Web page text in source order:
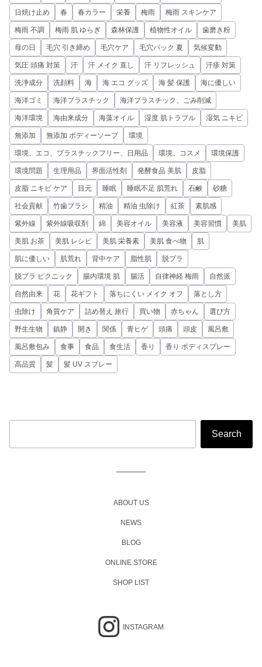
日焼け止め 春 春カラー 栄養 梅雨 梅雨 スキンケア
梅雨 不調 梅雨 肌 ゆらぎ 森林保護 植物性オイル 歯磨き粉
母の日 毛穴 引き締め 毛穴ケア 毛穴パック 夏 気候変動
気圧 頭痛 対策 汗 汗 メイク 直し 汗 リフレッシュ 汗疹 対策
洗浄成分 洗顔料 海 海 エコ グッズ 海 髪 保護 海に優しい
海洋ゴミ 海洋プラスチック 海洋プラスチック、ごみ削減
海洋環境 海由来成分 海藻オイル 湿度 肌トラブル 湿気 ニキビ
無添加 無添加 ボディーソープ 環境
環境、エコ、プラスチックフリー、日用品 環境、コスメ 環境保護
環境問題 生理用品 界面活性剤 発酵食品 美肌 皮脂
皮脂 ニキビ ケア 目元 睡眠 睡眠不足 肌荒れ 石鹸 砂糖
社会貢献 竹歯ブラシ 精油 精油 虫除け 紅茶 素肌感
紫外線 紫外線吸収剤 綿 美容オイル 美容液 美容習慣 美肌
美肌 お茶 美肌 レシピ 美肌 栄養素 美肌 食べ物 肌
肌に優しい 肌荒れ 背中ケア 脂性肌 脱プラ
脱プラ ピクニック 腸内環境 肌 腸活 自律神経 梅雨 自然派
自然由来 花 花ギフト 落ちにくい メイク オフ 落とし方
虫除け 角質ケア 詰め替え 旅行 買い物 赤ちゃん 選び方
野生生物 鎮静 開き 関係 青ヒゲ 頭痛 頭皮 風呂敷
風呂敷包み 食事 食品 食生活 香り 香り ボディスプレー
高品質 髪 髪 UV スプレー
ABOUT US
NEWS
BLOG
ONLINE STORE
SHOP LIST
INSTAGRAM